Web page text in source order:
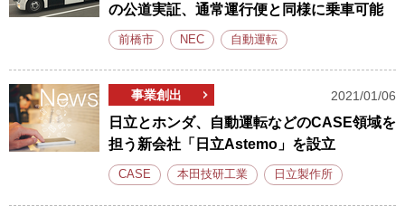
の公道実証、通常運行便と同様に乗車可能
前橋市 NEC 自動運転
事業創出 2021/01/06
日立とホンダ、自動運転などのCASE領域を
担う新会社「日立Astemo」を設立
CASE 本田技研工業 日立製作所